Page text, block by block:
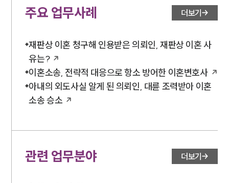
주요 업무사례 더보기
재판상 이혼 청구해 인용받은 의뢰인, 재판상 이혼 사
유는?
이혼소송, 전략적 대응으로 항소 방어한 이혼변호사
아내의 외도사실 알게 된 의뢰인, 대륜 조력받아 이혼
소송 승소
관련 업무분야 더보기